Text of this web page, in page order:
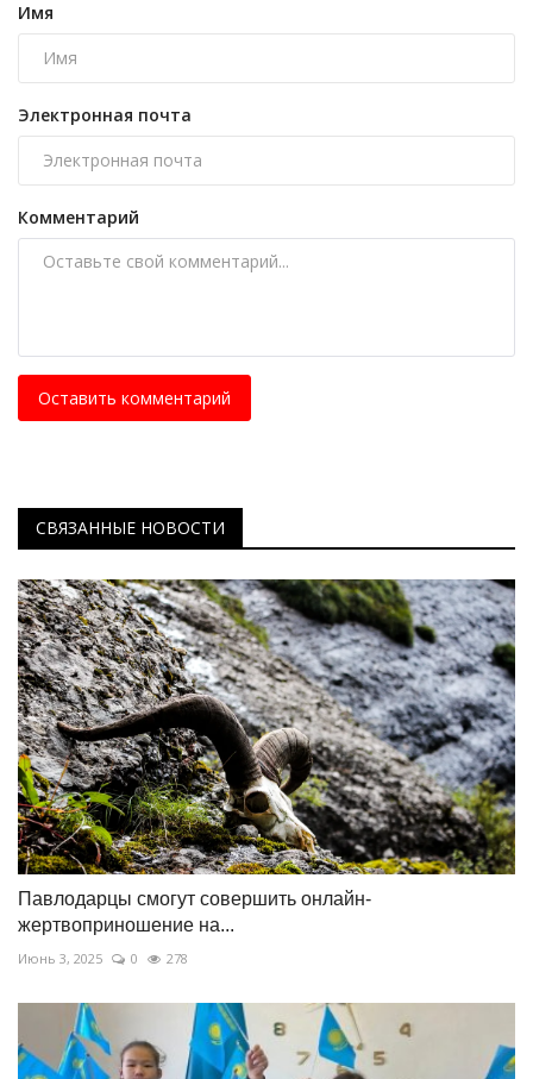
Имя
Электронная почта
Комментарий
Оставить комментарий
СВЯЗАННЫЕ НОВОСТИ
Павлодарцы смогут совершить онлайн-
жертвоприношение на...
Июнь 3, 2025 0 278